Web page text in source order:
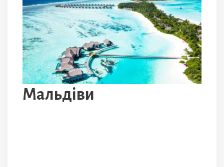
Мальдіви